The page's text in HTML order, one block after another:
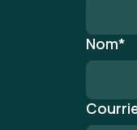
Nom*